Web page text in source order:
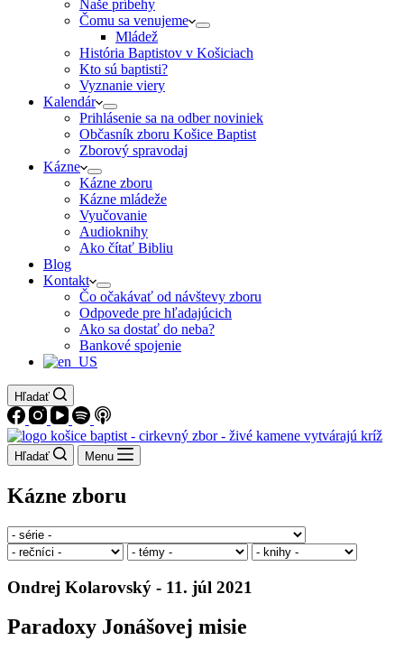
Naše príbehy
Čomu sa venujeme
Mládež
História Baptistov v Košiciach
Kto sú baptisti?
Vyznanie viery
Kalendár
Prihlásenie sa na odber noviniek
Občasník zboru Košice Baptist
Zborový spravodaj
Kázne
Kázne zboru
Kázne mládeže
Vyučovanie
Audioknihy
Ako čítať Bibliu
Blog
Kontakt
Čo očakávať od návštevy zboru
Odpovede pre hľadajúcich
Ako sa dostať do neba?
Bankové spojenie
Hľadať
Hľadať Menu
Kázne zboru
Ondrej Kolarovský - 11. júl 2021
Paradoxy Jonášovej misie